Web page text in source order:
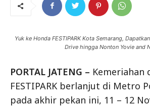
Yuk ke Honda FESTIPARK Kota Semarang,
Drive hingga Nonton Yovie and
PORTAL JATENG – Kemeriahan
FESTIPARK berlanjut di Metro
pada akhir pekan ini, 11 – 12